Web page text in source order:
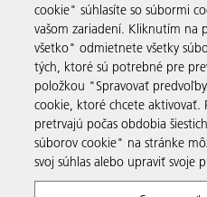
Podpora a kontakt
Zdroje
sledujte nás
cookie" súhlasíte so súbormi
vašom zariadení. Kliknutím
všetko" odmietnete všetky
tých, ktoré sú potrebné pre
položkou "Spravovať
cookie, ktoré chcete aktivovať.
pretrvajú počas obdobia
súborov cookie" na stránke
svoj súhlas alebo upraviť svoje